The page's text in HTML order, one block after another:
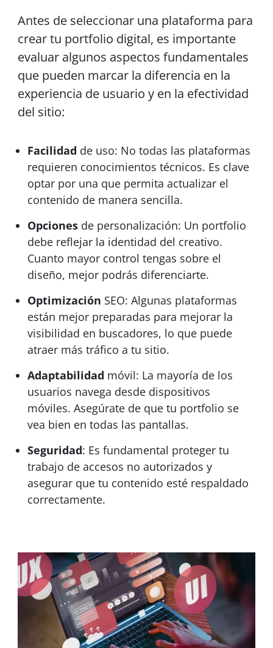
Antes de seleccionar una plataforma para
crear tu portfolio digital, es importante
evaluar algunos aspectos fundamentales
que pueden marcar la diferencia en la
experiencia de usuario y en la efectividad
del sitio:
Facilidad de uso: No todas las plataformas
requieren conocimientos técnicos. Es clave
optar por una que permita actualizar el
contenido de manera sencilla.
Opciones de personalización: Un portfolio
debe reflejar la identidad del creativo.
Cuanto mayor control tengas sobre el
diseño, mejor podrás diferenciarte.
Optimización SEO: Algunas plataformas
están mejor preparadas para mejorar la
visibilidad en buscadores, lo que puede
atraer más tráfico a tu sitio.
Adaptabilidad móvil: La mayoría de los
usuarios navega desde dispositivos
móviles. Asegúrate de que tu portfolio se
vea bien en todas las pantallas.
Seguridad: Es fundamental proteger tu
trabajo de accesos no autorizados y
asegurar que tu contenido esté respaldado
correctamente.